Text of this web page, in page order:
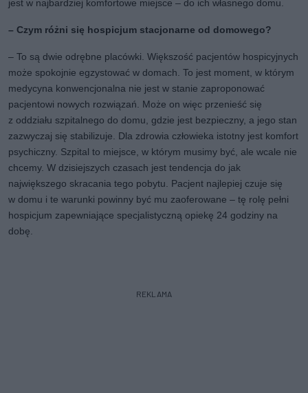
jest w najbardziej komfortowe miejsce – do ich własnego domu.
– Czym różni się hospicjum stacjonarne od domowego?
– To są dwie odrębne placówki. Większość pacjentów hospicyjnych
może spokojnie egzystować w domach. To jest moment, w którym
medycyna konwencjonalna nie jest w stanie zaproponować
pacjentowi nowych rozwiązań. Może on więc przenieść się
z oddziału szpitalnego do domu, gdzie jest bezpieczny, a jego stan
zazwyczaj się stabilizuje. Dla zdrowia człowieka istotny jest komfort
psychiczny. Szpital to miejsce, w którym musimy być, ale wcale nie
chcemy. W dzisiejszych czasach jest tendencja do jak
największego skracania tego pobytu. Pacjent najlepiej czuje się
w domu i te warunki powinny być mu zaoferowane – tę rolę pełni
hospicjum zapewniające specjalistyczną opiekę 24 godziny na
dobę.
REKLAMA